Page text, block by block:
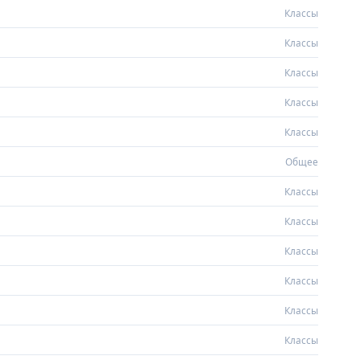
Классы
Классы
Классы
Классы
Классы
Общее
Классы
Классы
Классы
Классы
Классы
Классы